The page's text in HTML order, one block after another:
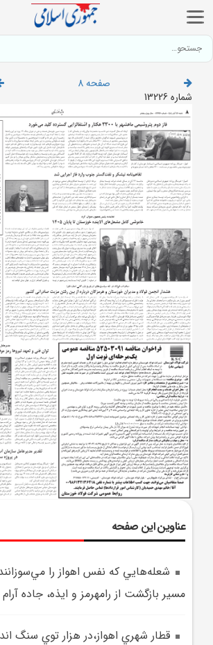
صفحه 8
شماره 13226
عناوین این صفحه
شعله‌هايي که نفس اهواز را
مسير بازگشت از رامهرمز و ايذه، جاده
قطار شهري اهواز،در هزار توي سنگ